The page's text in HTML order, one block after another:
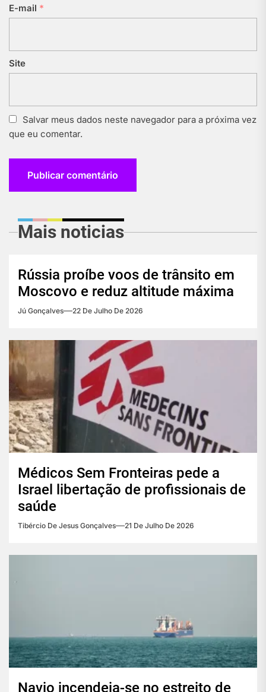
E-mail *
Site
Salvar meus dados neste navegador para a próxima vez
que eu comentar.
Mais noticias
Rússia proíbe voos de trânsito em
Moscovo e reduz altitude máxima
Jú Gonçalves 22 De Julho De 2026
Médicos Sem Fronteiras pede a
Israel libertação de profissionais de
saúde
Tibércio De Jesus Gonçalves 21 De Julho De 2026
Navio incendeia-se no estreito de